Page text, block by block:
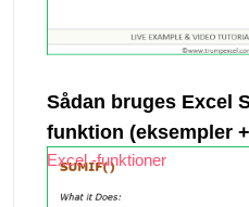
Sådan bruges Excel
funktion (eksempler
Excel -funktioner